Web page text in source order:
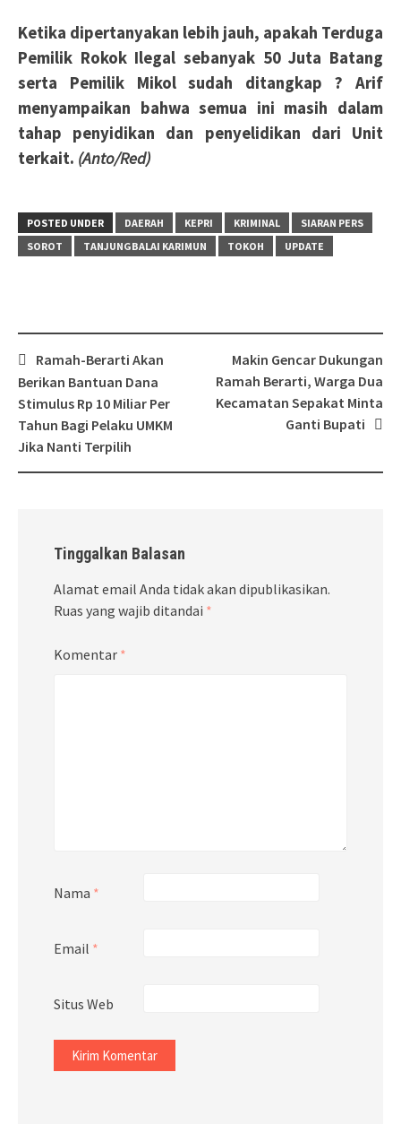
Ketika dipertanyakan lebih jauh, apakah Terduga
Pemilik Rokok Ilegal sebanyak 50 Juta Batang
serta Pemilik Mikol sudah ditangkap ? Arif
menyampaikan bahwa semua ini masih dalam
tahap penyidikan dan penyelidikan dari Unit
terkait. (Anto/Red)
POSTED UNDER DAERAH KEPRI KRIMINAL
SIARAN PERS
SOROT
TANJUNGBALAI KARIMUN TOKOH UPDATE
Post
navigation
Ramah-Berarti Akan
Berikan Bantuan Dana
Stimulus Rp 10 Miliar Per
Tahun Bagi Pelaku UMKM
Jika Nanti Terpilih
Makin Gencar Dukungan
Ramah Berarti, Warga Dua
Kecamatan Sepakat Minta
Ganti Bupati
Tinggalkan Balasan
Alamat email Anda tidak akan dipublikasikan.
Ruas yang wajib ditandai *
Komentar *
Nama *
Email *
Situs Web